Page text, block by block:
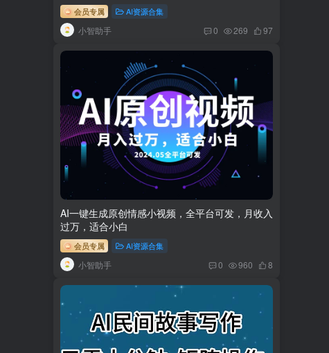
会员专属 AI资源合集
小智助手 0 269 97
AI一键生成原创情感小视频，全平台可发，月收入
过万，适合小白
会员专属 AI资源合集
小智助手 0 960 8